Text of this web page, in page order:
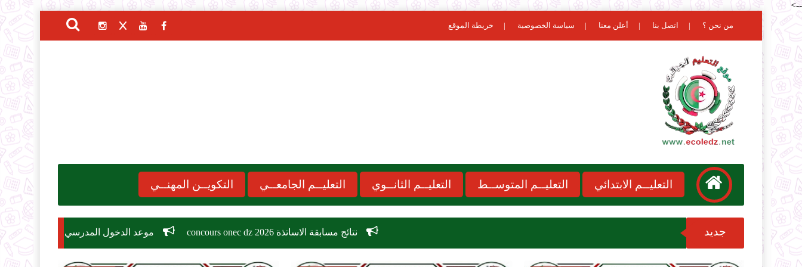
-->
من نحن ؟ اتصل بنا أعلن معنا سياسة الخصوصية خريطة الموقع
التعليــم الابتدائي التعليــم المتوســط التعليــم الثانــوي التعليــم الجامعــي التكويــن المهنــي
جديد نتائج مسابقة الاساتذة 2026 concours onec dz موعد الدخول المدرسي 2026-2027 مسابقة توظيف وزارة التربية